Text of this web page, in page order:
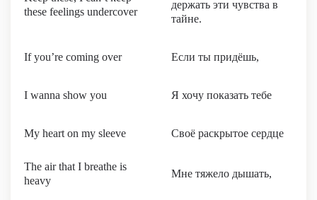
these feelings undercover
держать эти чувства в
тайне.
If you’re coming over Если ты придёшь,
I wanna show you Я хочу показать тебе
My heart on my sleeve Своё раскрытое сердце
The air that I breathe is
heavy
Мне тяжело дышать,